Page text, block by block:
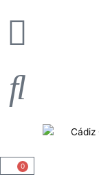
0
Kosár